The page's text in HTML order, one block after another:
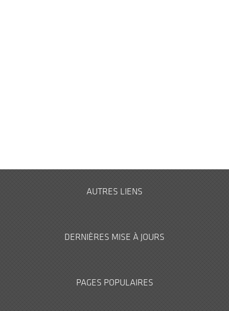
AUTRES LIENS
DERNIÈRES MISE À JOURS
PAGES POPULAIRES